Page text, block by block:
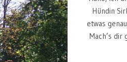
Hündin
etwas
Mach’s dir